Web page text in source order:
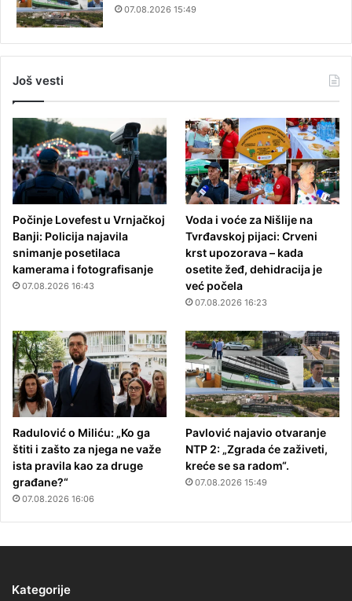
07.08.2026 15:49
Još vesti
Počinje Lovefest u Vrnjačkoj
Banji: Policija najavila
snimanje posetilaca
kamerama i fotografisanje
07.08.2026 16:43
Voda i voće za Nišlije na
Tvrđavskoj pijaci: Crveni
krst upozorava – kada
osetite žeđ, dehidracija je
već počela
07.08.2026 16:23
Radulović o Miliću: „Ko ga
štiti i zašto za njega ne važe
ista pravila kao za druge
građane?“
07.08.2026 16:06
Pavlović najavio otvaranje
NTP 2: „Zgrada će zaživeti,
kreće se sa radom“.
07.08.2026 15:49
Kategorije